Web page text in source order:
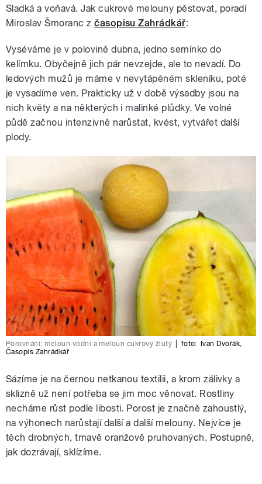
Sladká a voňavá. Jak cukrové melouny pěstovat, poradí
Miroslav Šmoranc zčasopisu Zahrádkář:
Vyséváme je v polovině dubna, jedno semínko do
kelímku. Obyčejně jich pár nevzejde, ale to nevadí. Do
ledových mužů je máme v nevytápěném skleníku, poté
je vysadíme ven. Prakticky už v době výsadby jsou na
nich květy a na některých i malinké plůdky. Ve volné
půdě začnou intenzivně narůstat, kvést, vytvářet další
plody.
Porovnání: meloun vodní a meloun cukrový žlutý foto: Ivan Dvořák
Časopis Zahrádkář
Sázíme je na černou netkanou textilii, a krom zálivky a
sklizně už není potřeba se jim moc věnovat. Rostliny
necháme růst podle libosti. Porost je značně zahoustlý,
na výhonech narůstají další a další melouny. Nejvíce je
těch drobných, tmavě oranžově pruhovaných. Postupně,
jak dozrávají, sklízíme.